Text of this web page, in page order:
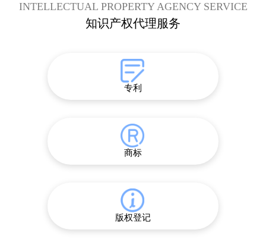
INTELLECTUAL PROPERTY AGENCY SERVICE
知识产权代理服务
专利
商标
版权登记